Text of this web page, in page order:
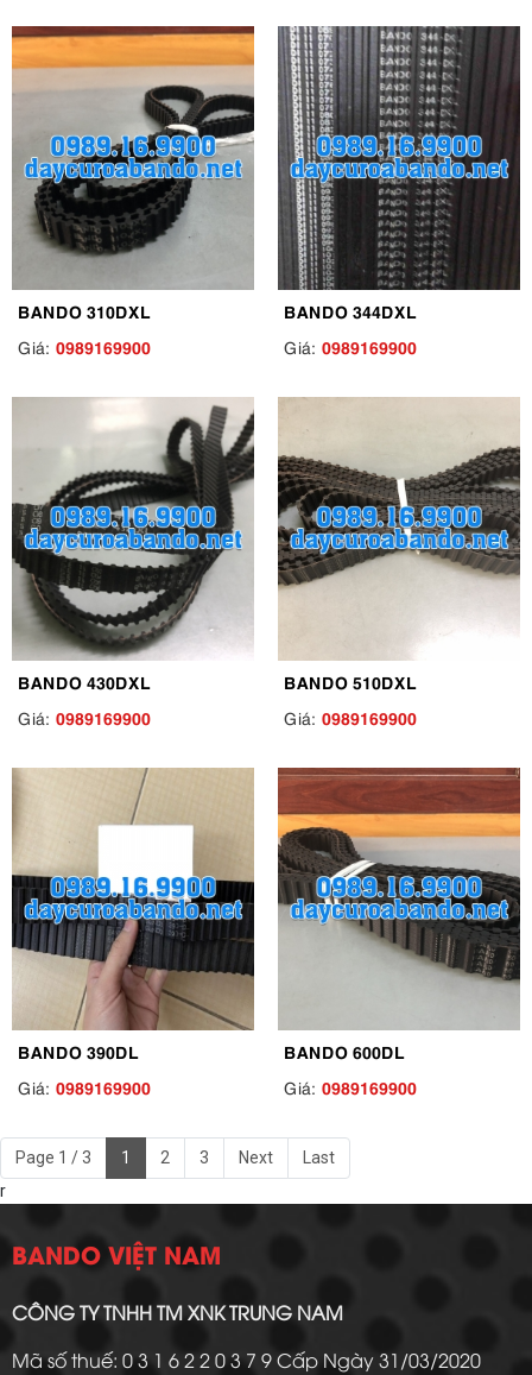
BANDO 310DXL
Giá: 0989169900
BANDO 344DXL
Giá: 0989169900
BANDO 430DXL
Giá: 0989169900
BANDO 510DXL
Giá: 0989169900
BANDO 390DL
Giá: 0989169900
BANDO 600DL
Giá: 0989169900
Page 1 / 3 1 2 3 Next
Last
r
BANDO VIỆT NAM
CÔNG TY TNHH TM XNK TRUNG NAM
Mã số thuế: 0 3 1 6 2 2 0 3 7 9 Cấp Ngày 31/03/2020